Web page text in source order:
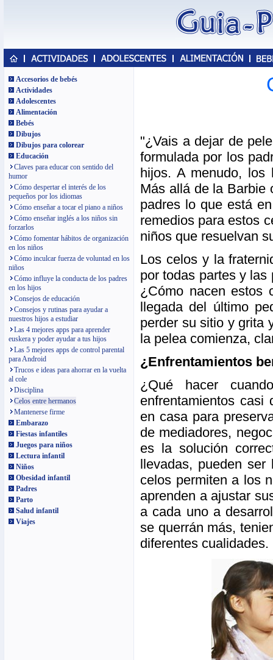
Accesorios de bebés
Actividades
Adolescentes
Alimentación
Bebés
Dibujos
Dibujos para colorear
Educación
Claves para educar con sentido del
humor
Cómo despertar el interés de los
pequeños por los idiomas
Cómo enseñar a tocar el piano a niños
Cómo enseñar inglés a los niños sin
forzarlos
Cómo fomentar hábitos de organización
en los niños
Cómo inculcar fuerza de voluntad en los
niños
Cómo influye la conducta de los padres
en los hijos
Consejos de educación
Consejos y rutinas para ayudar a
nuestros hijos a estudiar
Las 4 mejores apps para aprender
euskera y poder ayudar a tus hijos
Las 5 mejores apps de control parental
para Android
Trucos e ideas para ahorrar en la vuelta
al cole
Disciplina
Celos entre hermanos
Mantenerse firme
Embarazo
Fiestas infantiles
Juegos para niños
Lectura infantil
Niños
Obesidad infantil
Padres
Parto
Salud infantil
Viajes
"¿Vais a dejar de
formulada por los
hijos. A menudo, los
Más allá de la Barbie
padres lo que está
remedios para estos
niños que resuelvan
Los celos y la
por todas partes y
¿Cómo nacen estos
llegada del último
perder su sitio y grita
la pelea comienza,
¿Enfrentamientos
¿Qué hacer
enfrentamientos casi
en casa para
de mediadores,
es la solución
llevadas, pueden ser
celos permiten a los
aprenden a ajustar
a cada uno a
se querrán más,
diferentes cualidades.